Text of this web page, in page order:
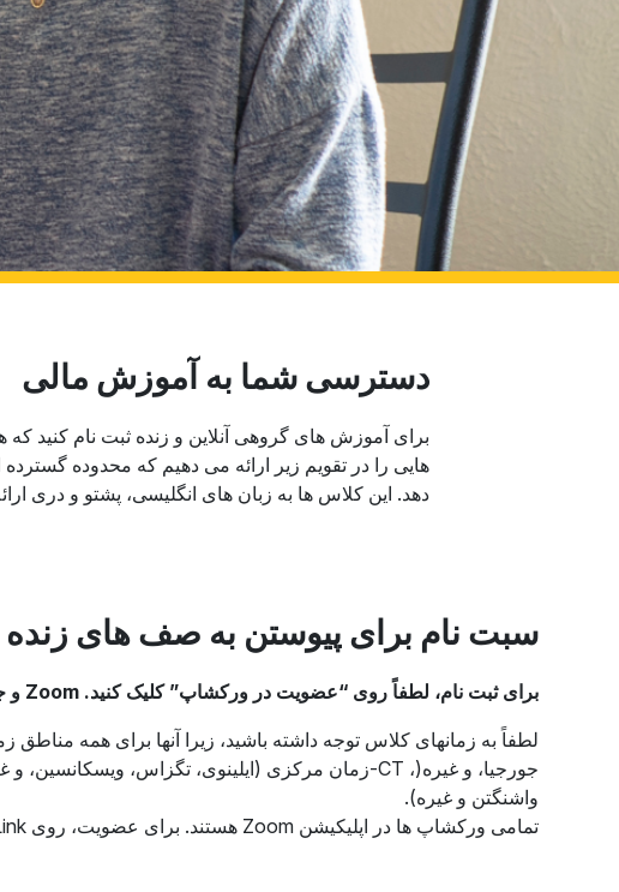
دسترسی شما به آموزش مالی
برای آموزش های گروهی آنلاین و زنده ثبت نام کنید
هایی را در تقویم زیر ارائه می دهیم که محدوده
دهد. این کلاس ها به زبان های انگلیسی، پشتو و دری
سبت نام برای پیوستن به صف های
برای ثبت نام، لطفاً روی “عضویت در ورکشاپ” کلیک کنید. Zoom و جزئیات ثبت نام را در ایمیل خود دریافت خواهید کرد.
واشنگتن و غیره).
تمامی ورکشاپ ها در اپلیکیشن Zoom هستند. برای عضویت، روی Link زیر کلاس کلیک کنید و یا ID جلسه و رمز عبور را در برنامه Zoom گوشی خود وارد کنید.